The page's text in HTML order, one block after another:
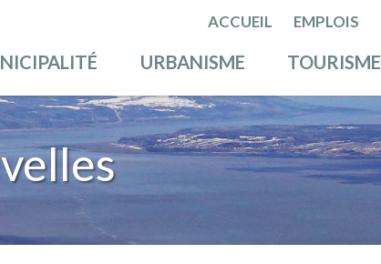
ACCUEIL EMPLOIS
URBANISME TOURISME